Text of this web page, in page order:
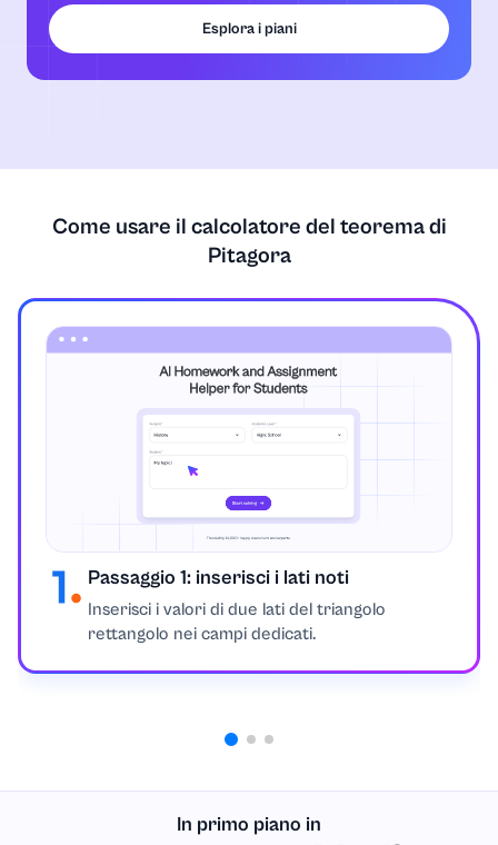
Esplora i piani
Come usare il calcolatore del teorema di
Pitagora
Passaggio 1: inserisci i lati noti
Inserisci i valori di due lati del triangolo
rettangolo nei campi dedicati.
In primo piano in